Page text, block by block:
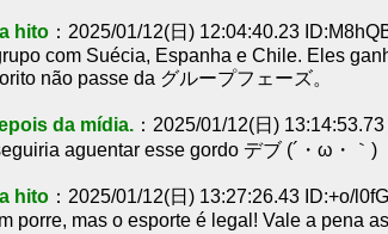
hito ：2025/01/12(日) 12:04:40.23
com Suécia, Espanha e Chile. Eles
não passe da グループフェーズ。
da mídia. ：2025/01/12(日)
aguentar esse gordo デブ (´・ω・｀)
hito ：2025/01/12(日) 13:27:26.43 ID:+o/
porre, mas o esporte é legal! Vale a pena